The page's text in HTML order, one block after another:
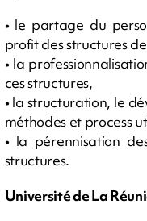
• le partage du
profit des structures de
• la
ces structures,
• la structuration, le
méthodes et process
• la pérennisation
structures.
Université de La